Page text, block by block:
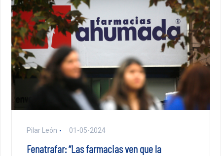
Pilar León 01-05-2024
Fenatrafar: “Las farmacias ven que la